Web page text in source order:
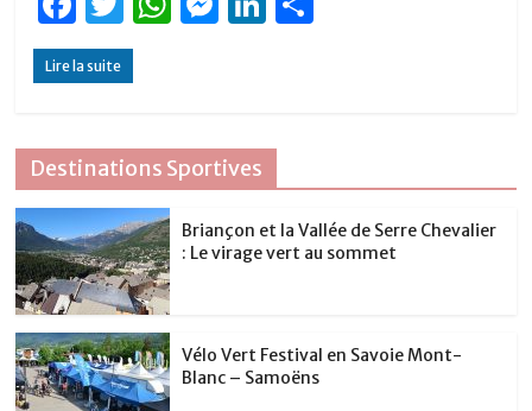
a
c
b
o
o
k
w
it
r
A
p
p
n
g
er
dI
n
Lire la suite
Destinations Sportives
Briançon et la Vallée de Serre Chevalier
: Le virage vert au sommet
Vélo Vert Festival en Savoie Mont-
Blanc – Samoëns